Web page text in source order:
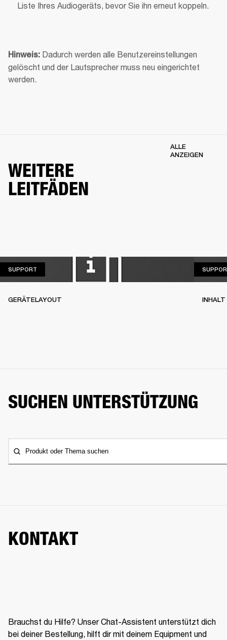
Liste Ihres Audiogeräts, bevor Sie ihn erneut koppeln.
Hinweis: Dadurch werden alle Benutzereinstellungen
gelöscht und der Lautsprecher muss neu eingerichtet
werden.
WEITERE
LEITFÄDEN
ALLE
ANZEIGEN
SUPPORT
GERÄTELAYOUT
SUCHEN UNTERSTÜTZUNG
Produkt oder Thema suchen
KONTAKT
Brauchst du Hilfe? Unser Chat-Assistent unterstützt dich
bei deiner Bestellung, hilft dir mit deinem Equipment und